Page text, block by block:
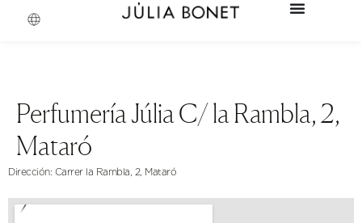
Perfumería Júlia C/ la Rambla, 2,
Mataró
Dirección: Carrer la Rambla, 2, Mataró